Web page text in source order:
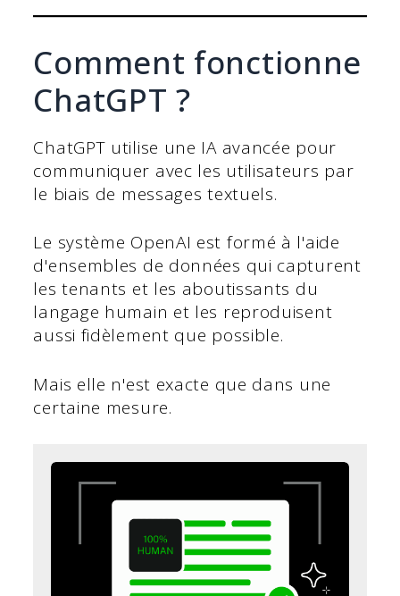
Comment fonctionne
ChatGPT ?
ChatGPT utilise une IA avancée pour
communiquer avec les utilisateurs par
le biais de messages textuels.
Le système OpenAI est formé à l'aide
d'ensembles de données qui capturent
les tenants et les aboutissants du
langage humain et les reproduisent
aussi fidèlement que possible.
Mais elle n'est exacte que dans une
certaine mesure.